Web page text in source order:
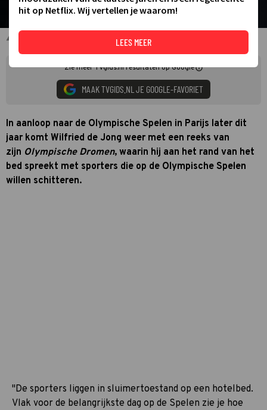
Wilfried de Jong
Zie meer TVgids.nl resultaten op Google
MAAK TVGIDS.NL JE GOOGLE-FAVORIET
In aanloop naar de Olympische Spelen in Parijs later dit
jaar komt Wilfried de Jong weer met een reeks van
zijn Olympische Dromen, waarin hij aan het rand van het
bed spreekt met sporters die op de Olympische Spelen
willen schitteren.
"De sporters liggen in sluimertoestand op een hotelbed.
Vlak voor de belangrijkste dag op de Spelen zie je hoe
hit op Netflix. Wij vertellen je waarom!
LEES MEER